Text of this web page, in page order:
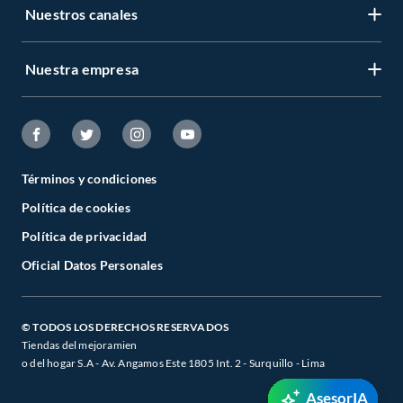
Nuestros canales
Nuestra empresa
Términos y condiciones
Política de cookies
Política de privacidad
Oficial Datos Personales
© TODOS LOS DERECHOS RESERVADOS
Tiendas del mejoramien
o del hogar S.A - Av. Angamos Este 1805 Int. 2 - Surquillo - Lima
AsesorIA